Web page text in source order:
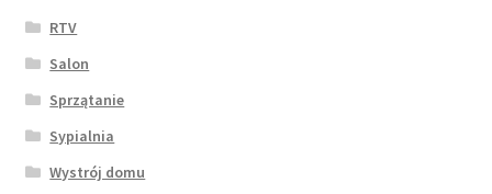
RTV
Salon
Sprzątanie
Sypialnia
Wystrój domu